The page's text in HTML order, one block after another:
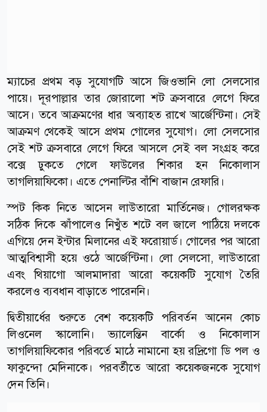
ম্যাচের প্রথম বড় সুযোগটি আসে জিওভানি লো সেলসোর
পায়ে। দূরপাল্লার তার জোরালো শট ক্রসবারে লেগে ফিরে
আসে। তবে আক্রমণের ধার অব্যাহত রাখে আর্জেন্টিনা। সেই
আক্রমণ থেকেই আসে প্রথম গোলের সুযোগ। লো সেলসোর
সেই শট ক্রসবারে লেগে ফিরে আসলে সেই বল সংগ্রহ করে
বক্সে ঢুকতে গেলে ফাউলের শিকার হন নিকোলাস
তাগলিয়াফিকো। এতে পেনাল্টির বাঁশি বাজান রেফারি।
স্পট কিক নিতে আসেন লাউতারো মার্তিনেজ। গোলরক্ষক
সঠিক দিকে ঝাঁপালেও নিখুঁত শটে বল জালে পাঠিয়ে দলকে
এগিয়ে দেন ইন্টার মিলানের এই ফরোয়ার্ড। গোলের পর আরো
আত্মবিশ্বাসী হয়ে ওঠে আর্জেন্টিনা। লো সেলসো, লাউতারো
এবং থিয়াগো আলমাদারা আরো কয়েকটি সুযোগ তৈরি
করলেও ব্যবধান বাড়াতে পারেননি।
দ্বিতীয়ার্ধের শুরুতে বেশ কয়েকটি পরিবর্তন আনেন কোচ
লিওনেল স্কালোনি। ভ্যালেন্তিন বার্কো ও নিকোলাস
তাগলিয়াফিকোর পরিবর্তে মাঠে নামানো হয় রদ্রিগো ডি পল ও
ফাকুন্দো মেদিনাকে। পরবর্তীতে আরো কয়েকজনকে সুযোগ
দেন তিনি।